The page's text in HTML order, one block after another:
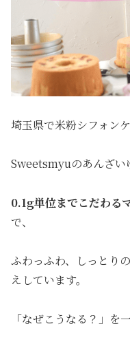
埼玉県で米粉シフォン
Sweetsmyuのあんざい
0.1g単位までこだわる
で、
ふわっふわ、しっとり
えしています。
「なぜこうなる？」を